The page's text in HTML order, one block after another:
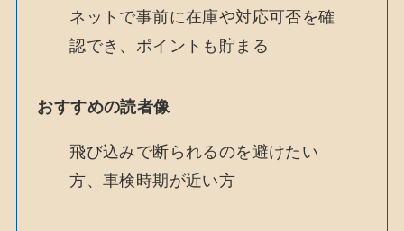
ネットで事前に在庫や対応可否を確
認でき、ポイントも貯まる
おすすめの読者像
飛び込みで断られるのを避けたい
方、車検時期が近い方